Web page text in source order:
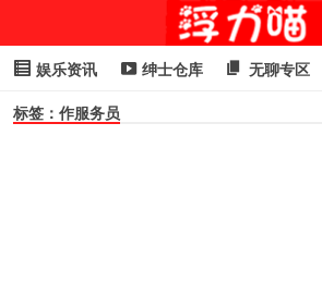
娱乐资讯 绅士仓库 无聊专区
浮力GIF 明星头条
标签：作服务员